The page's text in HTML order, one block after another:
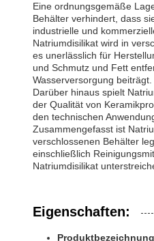
Eine ordnungsgemäße
Behälter verhindert, dass
industrielle und
Natriumdisilikat wird in
es unerlässlich für
und Schmutz und Fett
Wasserversorgung beiträgt.
Darüber hinaus spielt
der Qualität von
den technischen
Zusammengefasst ist
verschlossenen Behälter
einschließlich
Natriumdisilikat
Eigenschaften: